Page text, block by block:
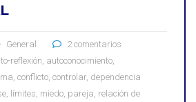
General
2 comentarios
reflexión, autoconocimiento,
, conflicto, controlar, dependencia
, límites, miedo, pareja, relación de